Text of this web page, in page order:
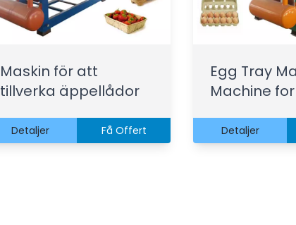
Maskin för att
tillverka äppellådor
Detaljer Få Offert
Egg Tray
Machine
Detaljer